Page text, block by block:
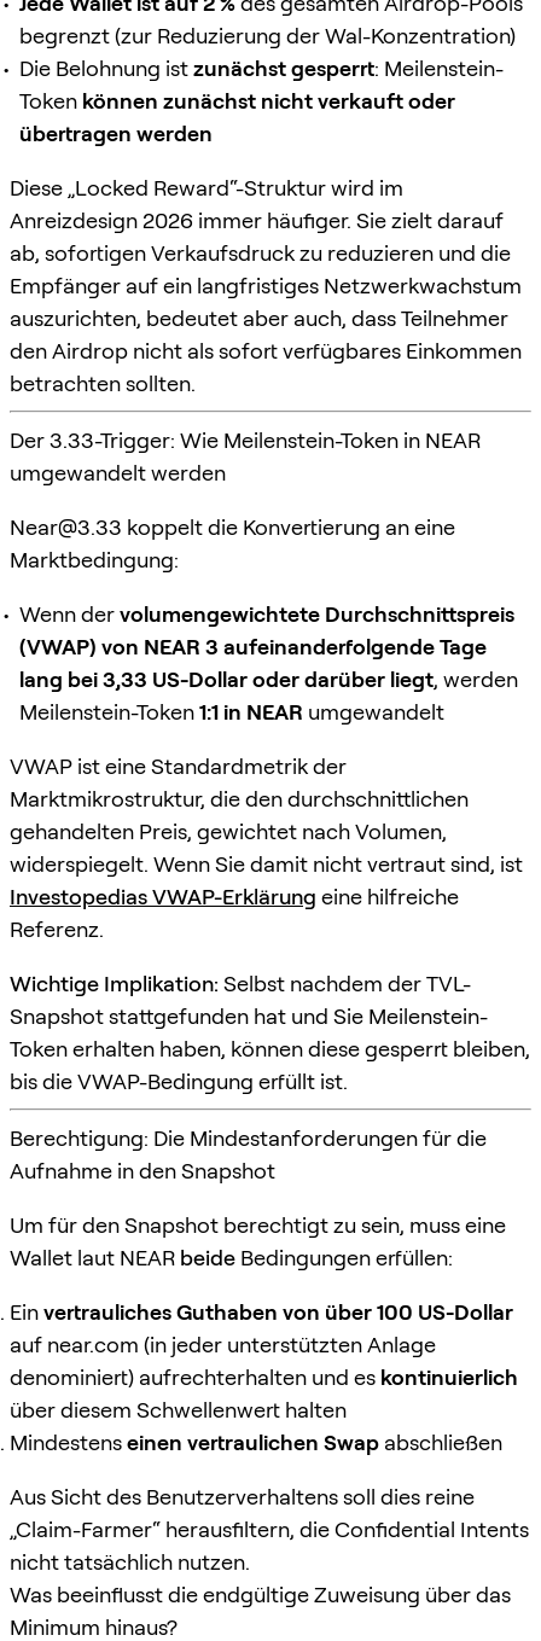
begrenzt (zur Reduzierung der Wal-Konzentration)
Die Belohnung istzunächst gesperrt: Meilenstein-
Token können zunächst nicht verkauft oder
übertragen werden
Diese „Locked Reward“-Struktur wird im
Anreizdesign 2026 immer häufiger. Sie zielt darauf
ab, sofortigen Verkaufsdruck zu reduzieren und die
Empfänger auf ein langfristiges Netzwerkwachstum
auszurichten, bedeutet aber auch, dass Teilnehmer
den Airdrop nicht als sofort verfügbares Einkommen
betrachten sollten.
Der 3.33-Trigger: Wie Meilenstein-Token in NEAR
umgewandelt werden
Near@3.33 koppelt die Konvertierung an eine
Marktbedingung:
Wenn dervolumengewichtete Durchschnittspreis
(VWAP) von NEAR 3 aufeinanderfolgende Tage
lang bei 3,33 US-Dollar oder darüber liegt, werden
Meilenstein-Token1:1 in NEAR umgewandelt
VWAP ist eine Standardmetrik der
Marktmikrostruktur, die den durchschnittlichen
gehandelten Preis, gewichtet nach Volumen,
widerspiegelt. Wenn Sie damit nicht vertraut sind, ist
Investopedias VWAP-Erklärung eine hilfreiche
Referenz.
Wichtige Implikation: Selbst nachdem der TVL-
Snapshot stattgefunden hat und Sie Meilenstein-
Token erhalten haben, können diese gesperrt bleiben,
bis die VWAP-Bedingung erfüllt ist.
Berechtigung: Die Mindestanforderungen für die
Aufnahme in den Snapshot
Um für den Snapshot berechtigt zu sein, muss eine
Wallet laut NEAR beide Bedingungen erfüllen:
Einvertrauliches Guthaben von über 100 US-Dollar
auf near.com (in jeder unterstützten Anlage
denominiert) aufrechterhalten und es kontinuierlich
über diesem Schwellenwert halten
Mindestenseinen vertraulichen Swap abschließen
Aus Sicht des Benutzerverhaltens soll dies reine
„Claim-Farmer“ herausfiltern, die Confidential Intents
nicht tatsächlich nutzen.
Was beeinflusst die endgültige Zuweisung über das
Minimum hinaus?